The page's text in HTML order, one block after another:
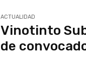
ACTUALIDAD
Vinotinto
de